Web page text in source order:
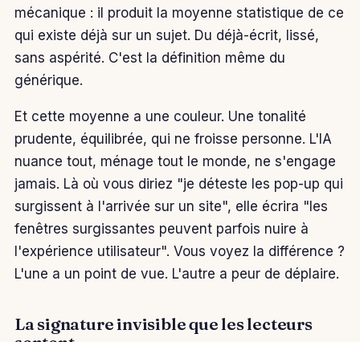
mécanique : il produit la moyenne statistique de ce
qui existe déjà sur un sujet. Du déjà-écrit, lissé,
sans aspérité. C'est la définition même du
générique.
Et cette moyenne a une couleur. Une tonalité
prudente, équilibrée, qui ne froisse personne. L'IA
nuance tout, ménage tout le monde, ne s'engage
jamais. Là où vous diriez "je déteste les pop-up qui
surgissent à l'arrivée sur un site", elle écrira "les
fenêtres surgissantes peuvent parfois nuire à
l'expérience utilisateur". Vous voyez la différence ?
L'une a un point de vue. L'autre a peur de déplaire.
La signature invisible que les lecteurs